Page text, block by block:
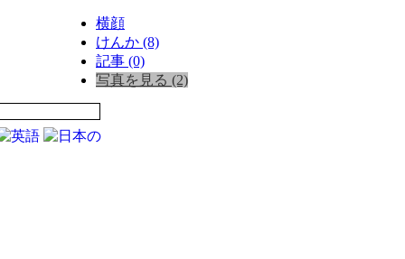
横顔
けんか (8)
記事 (0)
写真を見る (2)